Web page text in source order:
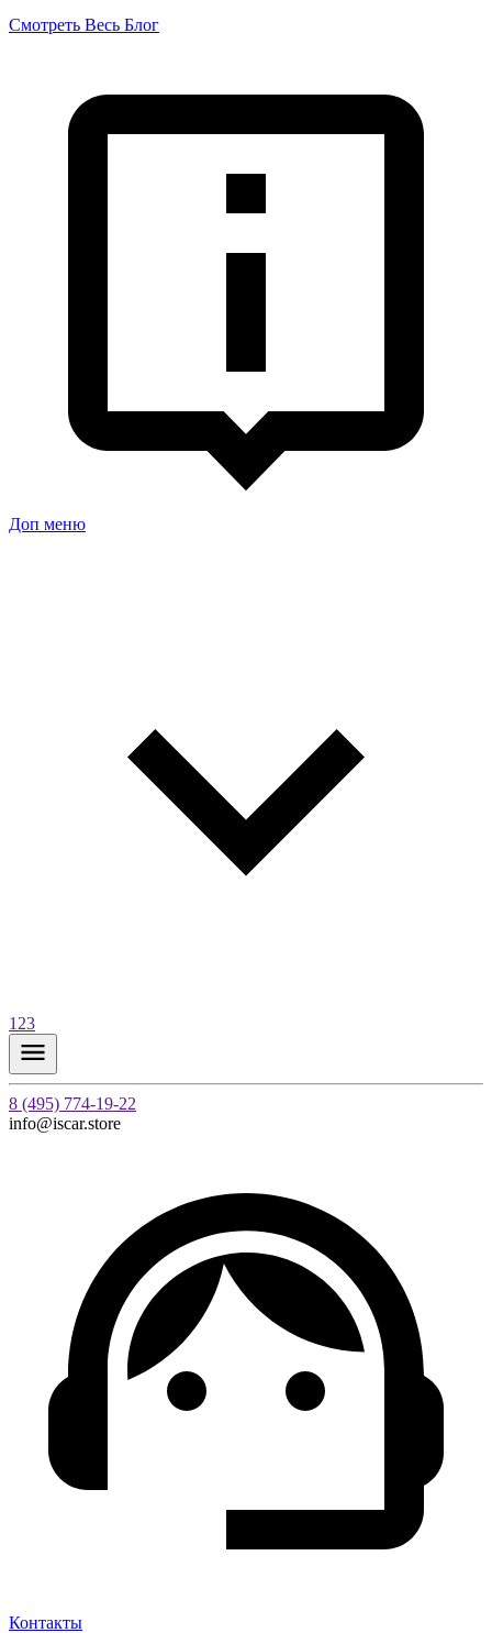
Смотреть Весь Блог
Доп меню
123
8 (495) 774-19-22
info@iscar.store
Контакты